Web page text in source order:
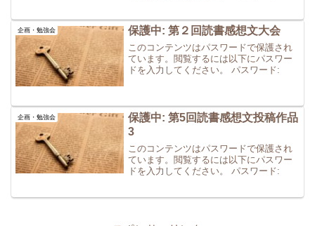
企画・勉強会 保護中: 第２回読書感想文大会
このコンテンツはパスワードで保護され
ています。閲覧するには以下にパスワー
ドを入力してください。 パスワード:
企画・勉強会
保護中: 第5回読書感想文投稿作品
3
このコンテンツはパスワードで保護され
ています。閲覧するには以下にパスワー
ドを入力してください。 パスワード: